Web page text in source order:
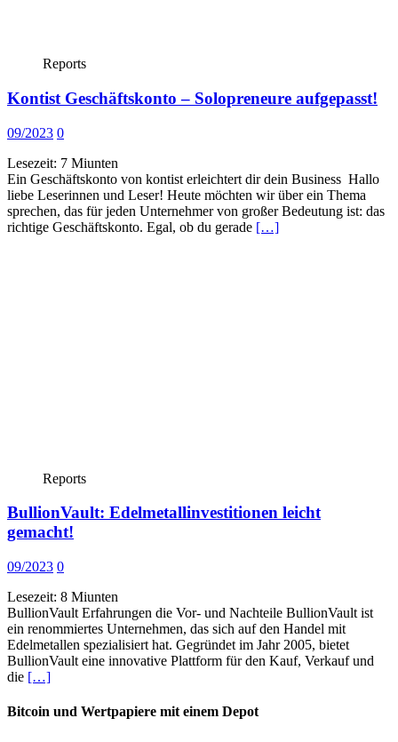
Reports
Kontist Geschäftskonto – Solopreneure aufgepasst!
09/2023 0
Lesezeit: 7 Miunten
Ein Geschäftskonto von kontist erleichtert dir dein Business Hallo
liebe Leserinnen und Leser! Heute möchten wir über ein Thema
sprechen, das für jeden Unternehmer von großer Bedeutung ist: das
richtige Geschäftskonto. Egal, ob du gerade […]
Reports
BullionVault: Edelmetallinvestitionen leicht
gemacht!
09/2023 0
Lesezeit: 8 Miunten
BullionVault Erfahrungen die Vor- und Nachteile BullionVault ist
ein renommiertes Unternehmen, das sich auf den Handel mit
Edelmetallen spezialisiert hat. Gegründet im Jahr 2005, bietet
BullionVault eine innovative Plattform für den Kauf, Verkauf und
die […]
Bitcoin und Wertpapiere mit einem Depot